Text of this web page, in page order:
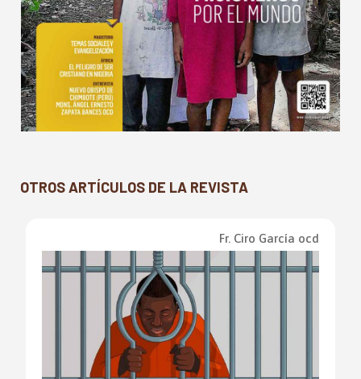
OTROS ARTÍCULOS DE LA REVISTA
Fr. Ciro García ocd